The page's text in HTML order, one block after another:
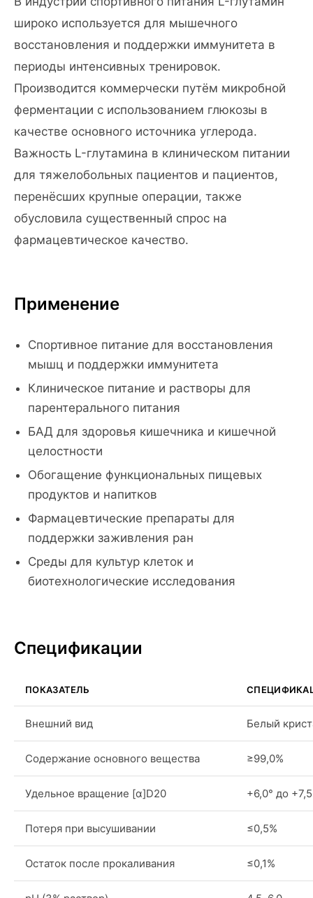
широко используется для мышечного
восстановления и поддержки иммунитета в
периоды интенсивных тренировок.
Производится коммерчески путём микробной
ферментации с использованием глюкозы в
качестве основного источника углерода.
Важность L-глутамина в клиническом питании
для тяжелобольных пациентов и пациентов,
перенёсших крупные операции, также
обусловила существенный спрос на
фармацевтическое качество.
Применение
Спортивное питание для восстановления
мышц и поддержки иммунитета
Клиническое питание и растворы для
парентерального питания
БАД для здоровья кишечника и кишечной
целостности
Обогащение функциональных пищевых
продуктов и напитков
Фармацевтические препараты для
поддержки заживления ран
Среды для культур клеток и
биотехнологические исследования
Спецификации
ПОКАЗАТЕЛЬ
Внешний вид Белый
Содержание основного вещества ≥99,0%
Удельное вращение [α]D20 +6,0° до
Потеря при высушивании ≤0,5%
Остаток после прокаливания ≤0,1%